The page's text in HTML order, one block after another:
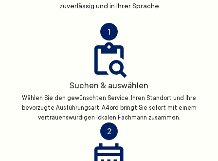
zuverlässig und in Ihrer Sprache
1
Suchen & auswählen
Wählen Sie den gewünschten Service, Ihren Standort und Ihre
bevorzugte Ausführungsart. A4ord bringt Sie sofort mit einem
vertrauenswürdigen lokalen Fachmann zusammen.
2